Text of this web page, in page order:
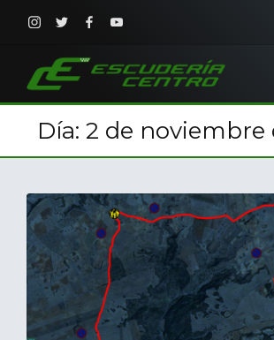
Instagram
TwitterFacebookYoutube
Día: 2 de noviembre